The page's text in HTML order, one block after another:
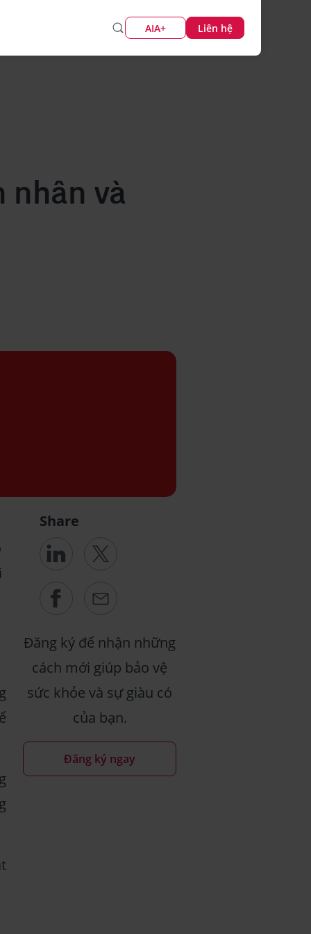
AIA+ Liên hệ
nhân và
Share
Đăng ký để nhận những
cách mới giúp bảo vệ
sức khỏe và sự giàu có
của bạn.
Đăng ký ngay